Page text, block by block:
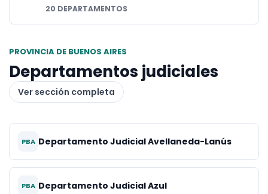
20 DEPARTAMENTOS
PROVINCIA DE BUENOS AIRES
Departamentos judiciales
Ver sección completa
PBA Departamento Judicial Avellaneda-Lanús
PBA Departamento Judicial Azul